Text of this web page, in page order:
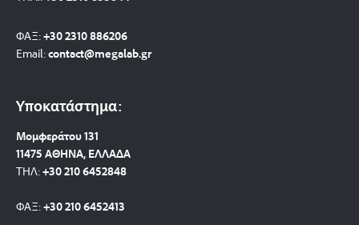
ΦΑΞ:+30 2310 886206
Email:contact@megalab.gr
Υποκατάστημα:
Μομφεράτου 131
11475 ΑΘΗΝΑ, ΕΛΛΑΔΑ
ΤΗΛ:+30 210 6452848
ΦΑΞ:+30 210 6452413